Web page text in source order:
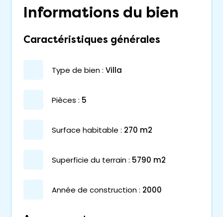
Informations du bien
Caractéristiques générales
type de bien : villa
pièces : 5
surface habitable : 270 m2
superficie du terrain : 5790 m2
année de construction : 2000